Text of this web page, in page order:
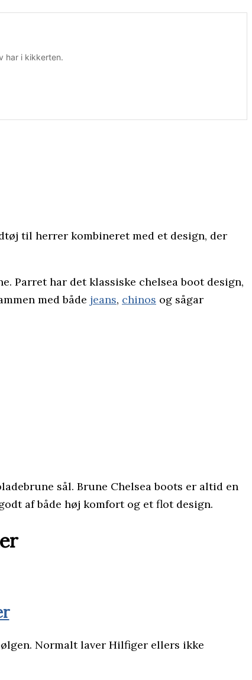
har i kikkerten.
til herrer kombineret med et design, der
Parret har det klassiske chelsea boot design,
med både jeans, chinos og sågar
sål. Brune Chelsea boots er altid en
af både høj komfort og et flot design.
Normalt laver Hilfiger ellers ikke